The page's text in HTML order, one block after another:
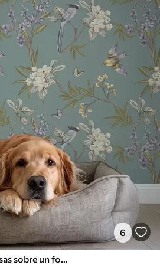
6
Pájaros, flores y mariposas sobre un fondo azul grisáceo